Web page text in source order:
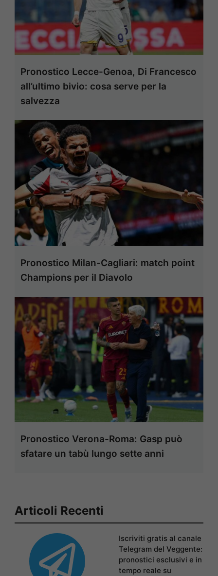
Pronostico Lecce-Genoa, Di Francesco
all’ultimo bivio: cosa serve per la
salvezza
Pronostico Milan-Cagliari: match point
Champions per il Diavolo
Pronostico Verona-Roma: Gasp può
sfatare un tabù lungo sette anni
Articoli Recenti
Iscriviti gratis al canale
Telegram del Veggente:
pronostici esclusivi e in
tempo reale su